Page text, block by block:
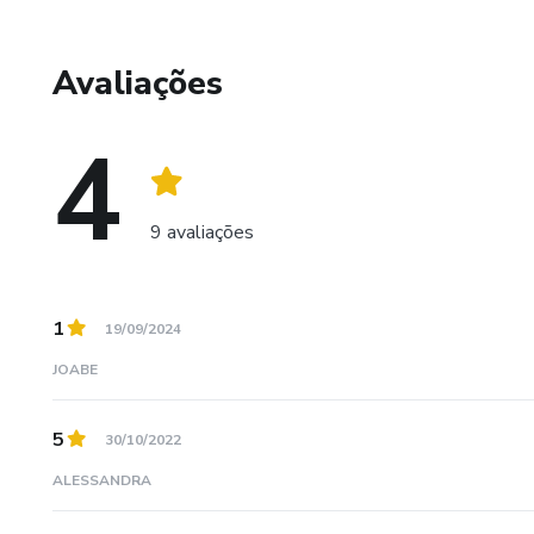
Avaliações
4 9 avaliações
1 19/09/2024
JOABE
5 30/10/2022
ALESSANDRA